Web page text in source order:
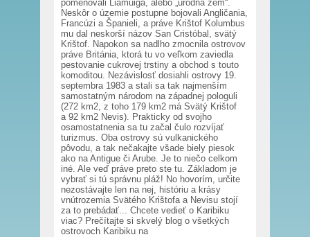
pomenovali Liamuiga, alebo „úrodná zem“.
Neskôr o územie postupne bojovali Angličania,
Francúzi a Španieli, a práve Krištof Kolumbus
mu dal neskorší názov San Cristóbal, svätý
Krištof. Napokon sa nadlho zmocnila ostrovov
práve Británia, ktorá tu vo veľkom zaviedla
pestovanie cukrovej trstiny a obchod s touto
komoditou. Nezávislosť dosiahli ostrovy 19.
septembra 1983 a stali sa tak najmenším
samostatným národom na západnej pologuli
(272 km2, z toho 179 km2 má Svätý Krištof
a 92 km2 Nevis). Prakticky od svojho
osamostatnenia sa tu začal čulo rozvíjať
turizmus. Oba ostrovy sú vulkanického
pôvodu, a tak nečakajte všade biely piesok
ako na Antigue či Arube. Je to niečo celkom
iné. Ale veď práve preto ste tu. Základom je
vybrať si tú správnu pláž! No hovorím, určite
nezostávajte len na nej, históriu a krásy
vnútrozemia Svätého Krištofa a Nevisu stojí
za to prebádať... Chcete vedieť o Karibiku
viac? Prečítajte si skvelý blog o všetkých
ostrovoch Karibiku na